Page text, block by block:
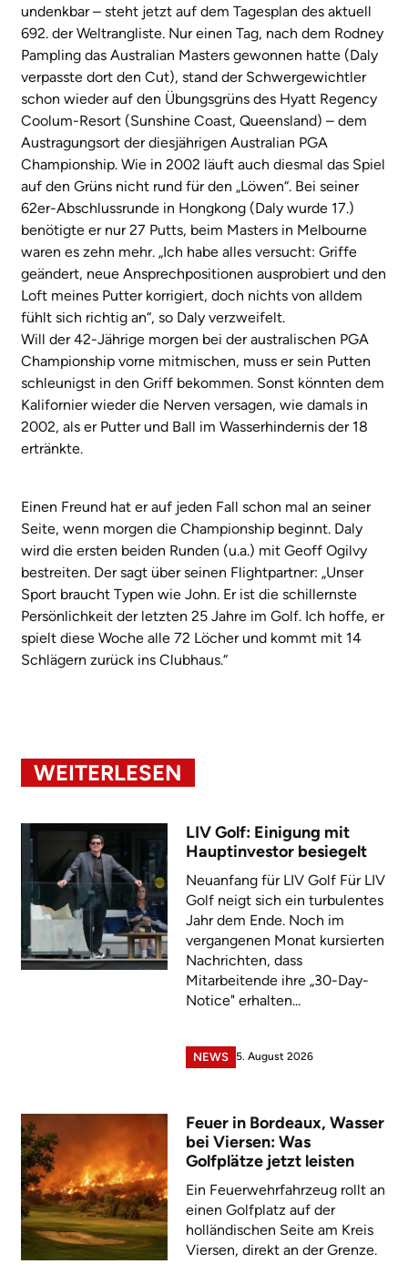
undenkbar – steht jetzt auf dem Tagesplan des aktuell
692. der Weltrangliste. Nur einen Tag, nach dem Rodney
Pampling das Australian Masters gewonnen hatte (Daly
verpasste dort den Cut), stand der Schwergewichtler
schon wieder auf den Übungsgrüns des Hyatt Regency
Coolum-Resort (Sunshine Coast, Queensland) – dem
Austragungsort der diesjährigen Australian PGA
Championship. Wie in 2002 läuft auch diesmal das Spiel
auf den Grüns nicht rund für den „Löwen“. Bei seiner
62er-Abschlussrunde in Hongkong (Daly wurde 17.)
benötigte er nur 27 Putts, beim Masters in Melbourne
waren es zehn mehr. „Ich habe alles versucht: Griffe
geändert, neue Ansprechpositionen ausprobiert und den
Loft meines Putter korrigiert, doch nichts von alldem
fühlt sich richtig an“, so Daly verzweifelt.
Will der 42-Jährige morgen bei der australischen PGA
Championship vorne mitmischen, muss er sein Putten
schleunigst in den Griff bekommen. Sonst könnten dem
Kalifornier wieder die Nerven versagen, wie damals in
2002, als er Putter und Ball im Wasserhindernis der 18
ertränkte.
Einen Freund hat er auf jeden Fall schon mal an seiner
Seite, wenn morgen die Championship beginnt. Daly
wird die ersten beiden Runden (u.a.) mit Geoff Ogilvy
bestreiten. Der sagt über seinen Flightpartner: „Unser
Sport braucht Typen wie John. Er ist die schillernste
Persönlichkeit der letzten 25 Jahre im Golf. Ich hoffe, er
spielt diese Woche alle 72 Löcher und kommt mit 14
Schlägern zurück ins Clubhaus.“
WEITERLESEN
LIV Golf: Einigung mit
Hauptinvestor besiegelt
Neuanfang für LIV Golf Für LIV
Golf neigt sich ein turbulentes
Jahr dem Ende. Noch im
vergangenen Monat kursierten
Nachrichten, dass
Mitarbeitende ihre „30-Day-
Notice" erhalten...
NEWS 5. August 2026
Feuer in Bordeaux, Wasser
bei Viersen: Was
Golfplätze jetzt leisten
Ein Feuerwehrfahrzeug rollt an
einen Golfplatz auf der
holländischen Seite am Kreis
Viersen, direkt an der Grenze.